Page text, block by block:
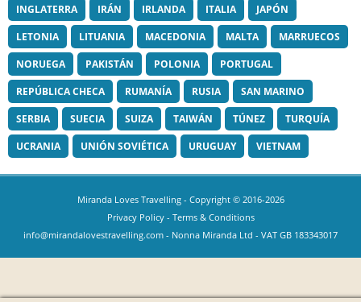
INGLATERRA
IRÁN IRLANDA ITALIA
JAPÓN
LETONIA
LITUANIA MACEDONIA MALTA
MARRUECOS
NORUEGA
PAKISTÁN POLONIA
PORTUGAL
REPÚBLICA CHECA
RUMANÍA RUSIA
SAN MARINO
SERBIA
SUECIA SUIZA TAIWÁN TÚNEZ
TURQUÍA
UCRANIA
UNIÓN SOVIÉTICA URUGUAY VIETNAM
Miranda Loves Travelling- Copyright © 2016-2026
Privacy Policy- Terms & Conditions
info@mirandalovestravelling.com - Nonna Miranda Ltd - VAT GB 183343017